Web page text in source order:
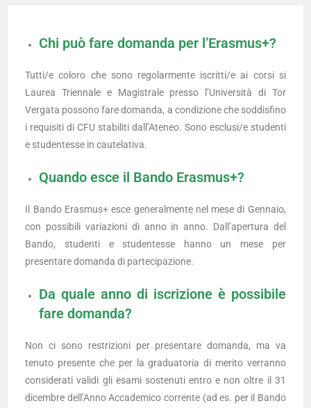
Chi può fare domanda per l’Erasmus+?
Tutti/e coloro che sono regolarmente iscritti/e ai corsi si
Laurea Triennale e Magistrale presso l’Università di Tor
Vergata possono fare domanda, a condizione che soddisfino
i requisiti di CFU stabiliti dall’Ateneo. Sono esclusi/e studenti
e studentesse in cautelativa.
Quando esce il Bando Erasmus+?
Il Bando Erasmus+ esce generalmente nel mese di Gennaio,
con possibili variazioni di anno in anno. Dall’apertura del
Bando, studenti e studentesse hanno un mese per
presentare domanda di partecipazione.
Da quale anno di iscrizione è possibile
fare domanda?
Non ci sono restrizioni per presentare domanda, ma va
tenuto presente che per la graduatoria di merito verranno
considerati validi gli esami sostenuti entro e non oltre il 31
dicembre dell’Anno Accademico corrente (ad es. per il Bando